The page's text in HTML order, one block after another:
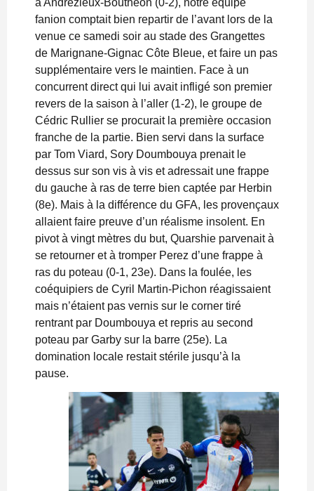
à Andrézieux-Bouthéon (0-2), notre équipe
fanion comptait bien repartir de l’avant lors de la
venue ce samedi soir au stade des Grangettes
de Marignane-Gignac Côte Bleue, et faire un pas
supplémentaire vers le maintien. Face à un
concurrent direct qui lui avait infligé son premier
revers de la saison à l’aller (1-2), le groupe de
Cédric Rullier se procurait la première occasion
franche de la partie. Bien servi dans la surface
par Tom Viard, Sory Doumbouya prenait le
dessus sur son vis à vis et adressait une frappe
du gauche à ras de terre bien captée par Herbin
(8e). Mais à la différence du GFA, les provençaux
allaient faire preuve d’un réalisme insolent. En
pivot à vingt mètres du but, Quarshie parvenait à
se retourner et à tromper Perez d’une frappe à
ras du poteau (0-1, 23e). Dans la foulée, les
coéquipiers de Cyril Martin-Pichon réagissaient
mais n’étaient pas vernis sur le corner tiré
rentrant par Doumbouya et repris au second
poteau par Garby sur la barre (25e). La
domination locale restait stérile jusqu’à la
pause.